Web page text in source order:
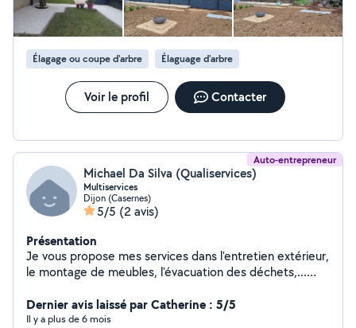
Élagage ou coupe d'arbre Élaguage d'arbre
Voir le profil Contacter
Auto-entrepreneur
Michael Da Silva (Qualiservices)
Multiservices
Dijon (Casernes)
5/5 (2 avis)
Présentation
Je vous propose mes services dans l'entretien extérieur,
le montage de meubles, l'évacuation des déchets,...
soigné et minutieux.
Dernier avis laissé par Catherine : 5/5
Il y a plus de 6 mois